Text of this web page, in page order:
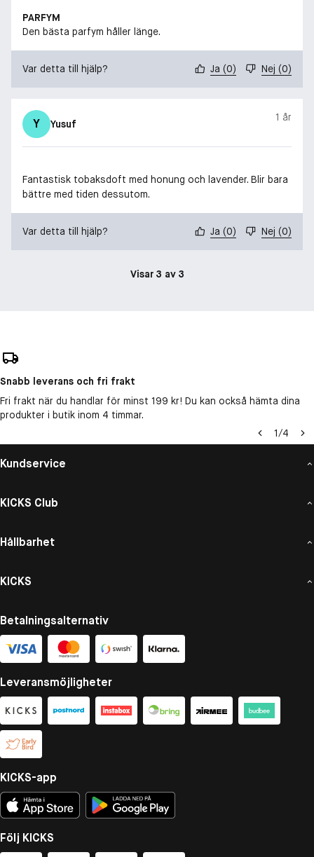
PARFYM
Den bästa parfym håller länge.
Var detta till hjälp? Ja (0) Nej (0)
Y Yusuf
1 år
Fantastisk tobaksdoft med honung och lavender. Blir bara
bättre med tiden dessutom.
Var detta till hjälp? Ja (0) Nej (0)
Visar 3 av 3
Snabb leverans och fri frakt
Fri frakt när du handlar för minst 199 kr! Du kan också hämta dina
produkter i butik inom 4 timmar.
1/4
Kundservice
KICKS Club
Hållbarhet
KICKS
Betalningsalternativ
Leveransmöjligheter
KICKS-app
Följ KICKS